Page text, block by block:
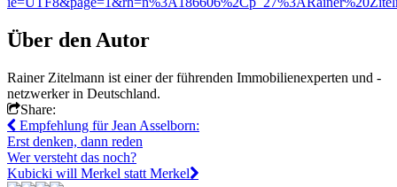
Über den Autor
Rainer Zitelmann ist einer der führenden Immobilienexperten und -
netzwerker in Deutschland.
Share:
Empfehlung für Jean Asselborn:
Erst denken, dann reden
Wer versteht das noch?
Kubicki will Merkel statt Merkel